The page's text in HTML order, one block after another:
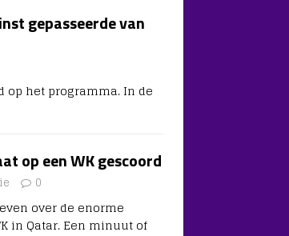
gepasseerde van
op het programma. In de
op een WK gescoord
0
over de enorme
in Qatar. Een minuut of